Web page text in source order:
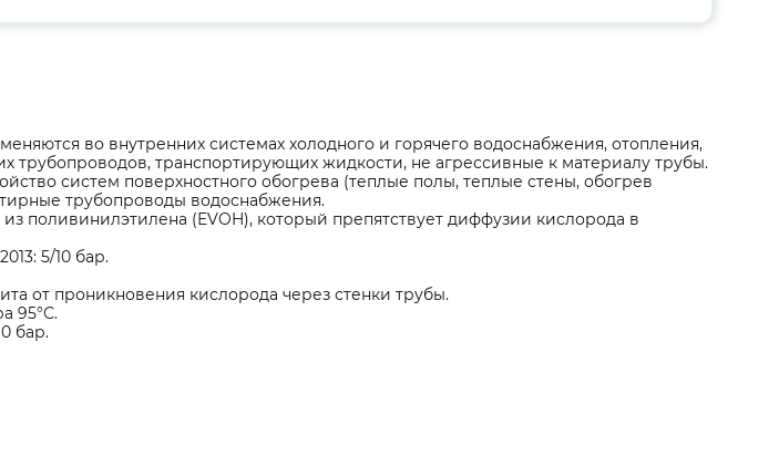
во внутренних системах холодного и горячего водоснабжения, отопления,
трубопроводов, транспортирующих жидкости, не агрессивные к материалу трубы.
систем поверхностного обогрева (теплые полы, теплые стены, обогрев
трубопроводы водоснабжения.
поливинилэтилена (EVOH), который препятствует диффузии кислорода в
5/10 бар.
от проникновения кислорода через стенки трубы.
95°С.
бар.